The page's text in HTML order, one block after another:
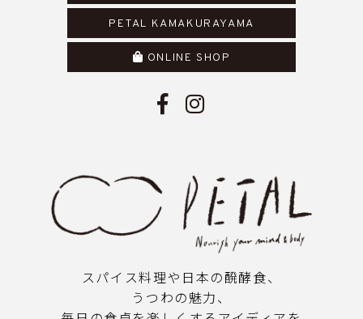
PETAL KAMAKURAYAMA
ONLINE SHOP
スパイス料理や日本の醗酵食、
うつわの魅力、